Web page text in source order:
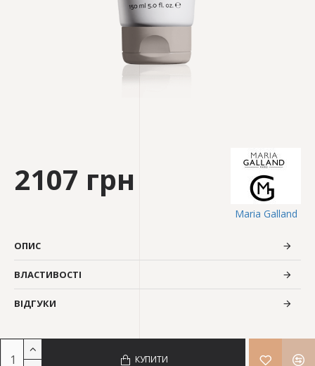
2107 грн
Maria Galland
ОПИС
ВЛАСТИВОСТІ
ВІДГУКИ
КУПИТИ